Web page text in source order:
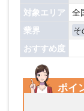
対象エリア
全
業界
そ
おすすめ度
ポイ